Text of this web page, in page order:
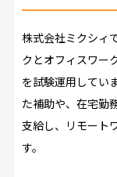
株式会社ミクシィ
クとオフィスワー
を試験運用してい
た補助や、在宅勤
支給し、リモート
す。